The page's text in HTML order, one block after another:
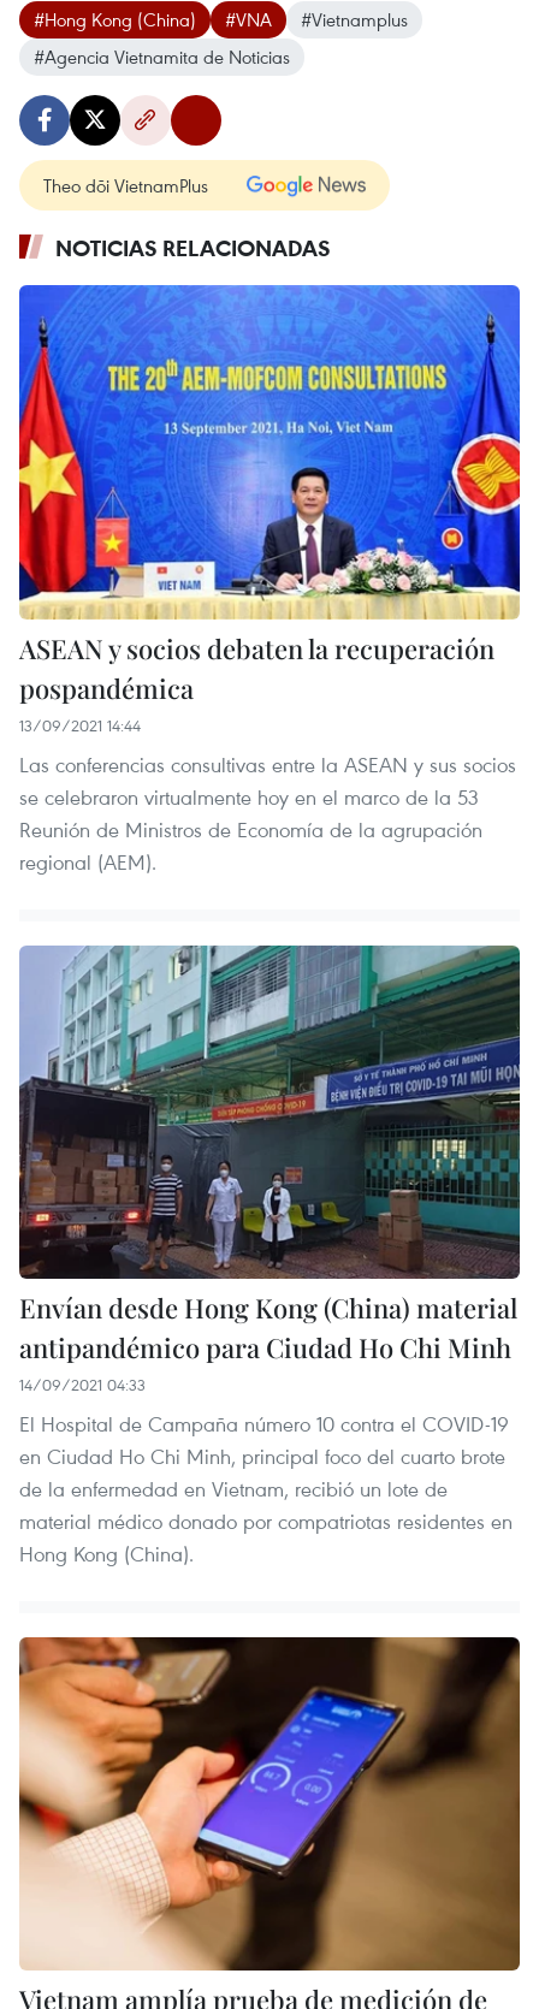
#Hong Kong (China) #VNA
#Vietnamplus
#Agencia Vietnamita de Noticias
Theo dõi VietnamPlus
NOTICIAS RELACIONADAS
ASEAN y socios debaten la recuperación
pospandémica
13/09/2021 14:44
Las conferencias consultivas entre la ASEAN y sus socios
se celebraron virtualmente hoy en el marco de la 53
Reunión de Ministros de Economía de la agrupación
regional (AEM).
Envían desde Hong Kong (China) material
antipandémico para Ciudad Ho Chi Minh
14/09/2021 04:33
El Hospital de Campaña número 10 contra el COVID-19
en Ciudad Ho Chi Minh, principal foco del cuarto brote
de la enfermedad en Vietnam, recibió un lote de
material médico donado por compatriotas residentes en
Hong Kong (China).
Vietnam amplía prueba de medición de